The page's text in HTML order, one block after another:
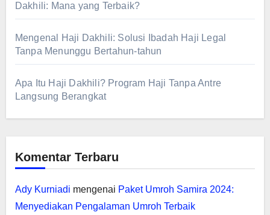
Dakhili: Mana yang Terbaik?
Mengenal Haji Dakhili: Solusi Ibadah Haji Legal
Tanpa Menunggu Bertahun-tahun
Apa Itu Haji Dakhili? Program Haji Tanpa Antre
Langsung Berangkat
Komentar Terbaru
Ady Kurniadi mengenai Paket Umroh Samira 2024:
Menyediakan Pengalaman Umroh Terbaik